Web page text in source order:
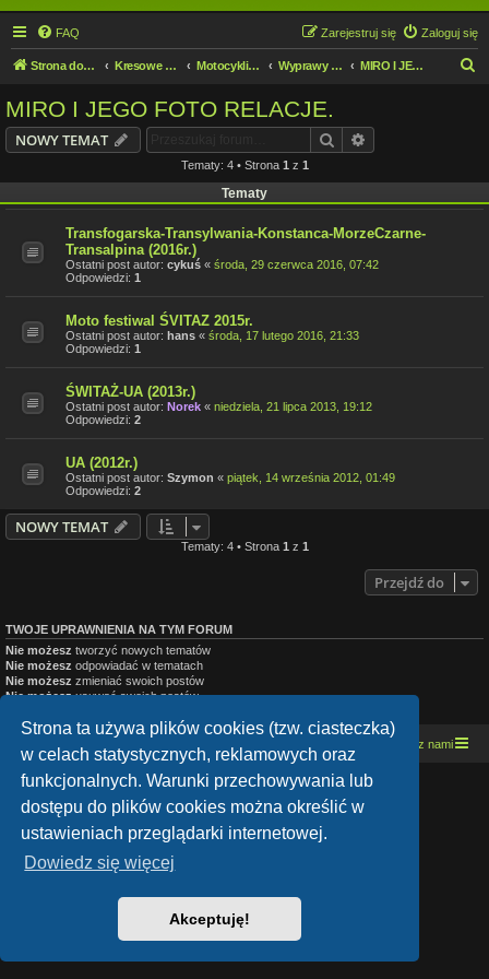
Strona ta używa plików cookies (tzw. ciasteczka)
w celach statystycznych, reklamowych oraz
funkcjonalnych. Warunki przechowywania lub
dostępu do plików cookies można określić w
ustawieniach przeglądarki internetowej.
Dowiedz się więcej
Akceptuję!
FAQ Zaloguj się
Zarejestruj się
Strona domowa Kresowe forum motocyklowe Motocykliści i Motocyklistki Wyprawy motocyklowe MIRO I JEGO FOTO RELACJE.
MIRO I JEGO FOTO RELACJE.
NOWY TEMAT Szukaj
Tematy: 4 • Strona 1 z 1
Tematy
Transfogarska-Transylwania-Konstanca-MorzeCzarne-
Transalpina (2016r.)
Ostatni post autor: cykuś « środa, 29 czerwca 2016, 07:42
Odpowiedzi: 1
Moto festiwal ŚVITAZ 2015r.
Ostatni post autor: hans « środa, 17 lutego 2016, 21:33
Odpowiedzi: 1
ŚWITAŻ-UA (2013r.)
Ostatni post autor: Norek « niedziela, 21 lipca 2013, 19:12
Odpowiedzi: 2
UA (2012r.)
Ostatni post autor: Szymon « piątek, 14 września 2012, 01:49
Odpowiedzi: 2
NOWY TEMAT
Tematy: 4 • Strona 1 z 1
Przejdź do
TWOJE UPRAWNIENIA NA TYM FORUM
Nie możesz tworzyć nowych tematów
Nie możesz odpowiadać w tematach
Nie możesz zmieniać swoich postów
Nie możeszusuwać swoich postów
Kontakt z nami
Lucid Lime style created by
Melvin García
Co-Author:MannixMD
Style Version: 1.1.9
Technologię dostarcza phpBB® Forum Software © phpBB Limited
Zasady ochrony danych osobowych